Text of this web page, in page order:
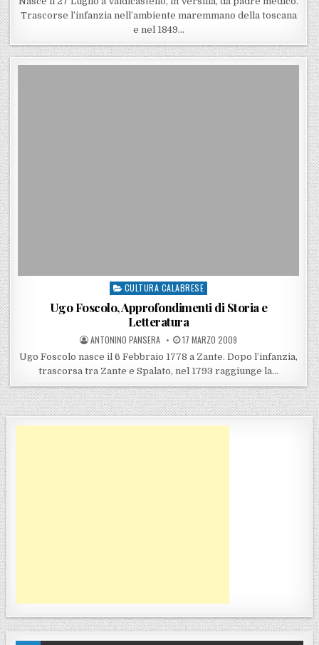
Trascorse l’infanzia nell’ambiente maremmano della toscana
e nel 1849…
Posted in
CULTURA CALABRESE
Ugo Foscolo, Approfondimenti di Storia e
Letteratura
POSTED BY
ANTONINO PANSERA POSTED ON
17 MARZO 2009
Ugo Foscolo nasce il 6 Febbraio 1778 a Zante. Dopo l’infanzia,
trascorsa tra Zante e Spalato, nel 1793 raggiunge la…